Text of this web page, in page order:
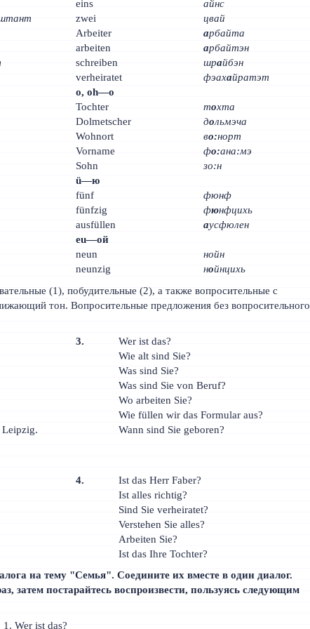
eins
айнс
zwei
цвай
Arbeiter
арбайта
arbeiten
арбайтэн
schreiben
шрайбэн
verheiratet
фэахайратэт
o, oh—о
Tochter
тохта
Dolmetscher
дольмэча
Wohnort
во:норт
Vorname
фо:ана:мэ
Sohn
зо:н
ü—ю
fünf
фюнф
fünfzig
фюнфцихь
ausfüllen
аусфюлен
eu—ой
neun
нойн
neunzig
нойнцихь
(1), побудительные (2), а также вопросительные с
тон. Вопросительные предложения без вопросительного
Leipzig.
3.
Wer ist das?
Wie alt sind Sie?
Was sind Sie?
Was sind Sie von Beruf?
Wo arbeiten Sie?
Wie füllen wir das Formular aus?
Wann sind Sie geboren?
4.
Ist das Herr Faber?
Ist alles richtig?
Sind Sie verheiratet?
Verstehen Sie alles?
Arbeiten Sie?
Ist das Ihre Tochter?
на тему "Семья". Соедините их вместе в один диалог.
затем постарайтесь воспроизвести, пользуясь следующим
Wer ist das?